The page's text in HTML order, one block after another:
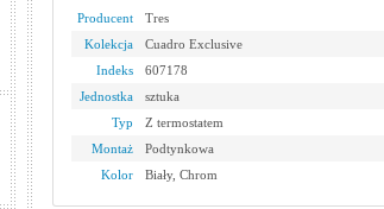
Producent
Tres
Kolekcja
Cuadro Exclusive
Indeks
607178
Jednostka
sztuka
Typ
Z termostatem
Montaż
Podtynkowa
Kolor
Biały, Chrom